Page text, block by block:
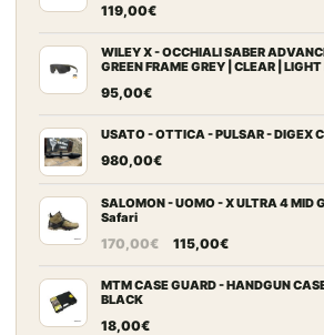
119,00€
WILEY X - OCCHIALI SABER
GREEN FRAME GREY | CLEAR | LIGHT
95,00€
USATO - OTTICA - PULSAR - DIGEX
980,00€
SALOMON - UOMO - X ULTRA 4 MID
Safari
170,00€
Il
originale
115,00€Il
attuale
MTM CASE GUARD - HANDGUN
BLACK
18,00€